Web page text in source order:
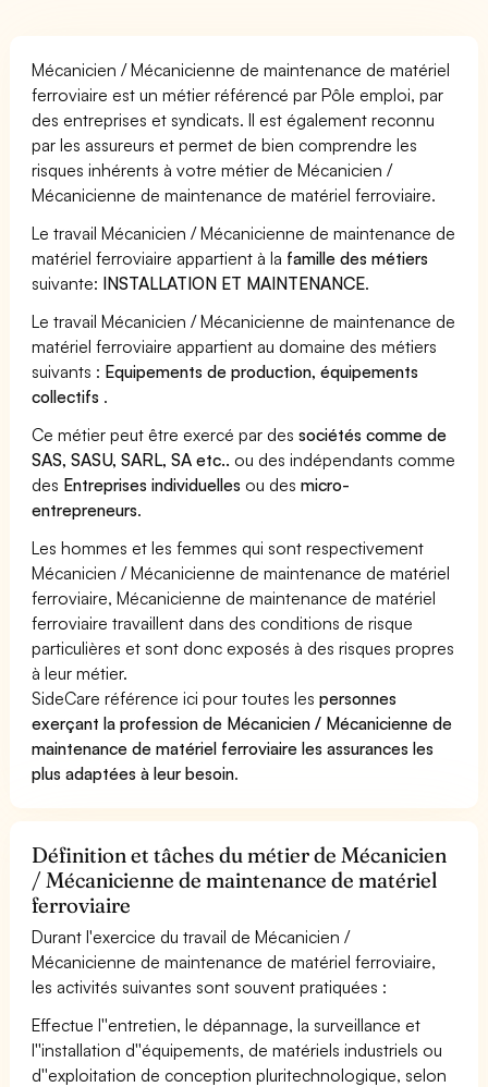
Mécanicien / Mécanicienne de maintenance de matériel
ferroviaire est un métier référencé par Pôle emploi, par
des entreprises et syndicats. Il est également reconnu
par les assureurs et permet de bien comprendre les
risques inhérents à votre métier de Mécanicien /
Mécanicienne de maintenance de matériel ferroviaire.
Le travail Mécanicien / Mécanicienne de maintenance de
matériel ferroviaire appartient à la famille des métiers
suivante: INSTALLATION ET MAINTENANCE.
Le travail Mécanicien / Mécanicienne de maintenance de
matériel ferroviaire appartient au domaine des métiers
suivants : Equipements de production, équipements
collectifs .
Ce métier peut être exercé par dessociétés comme de
SAS, SASU, SARL, SA etc.. ou des indépendants comme
des Entreprises individuelles ou desmicro-
entrepreneurs.
Les hommes et les femmes qui sont respectivement
Mécanicien / Mécanicienne de maintenance de matériel
ferroviaire, Mécanicienne de maintenance de matériel
ferroviaire travaillent dans des conditions de risque
particulières et sont donc exposés à des risques propres
à leur métier.
SideCare référence ici pour toutes lespersonnes
exerçant la profession de Mécanicien / Mécanicienne de
maintenance de matériel ferroviaire les assurances les
plus adaptées à leur besoin.
Définition et tâches du métier de Mécanicien
/ Mécanicienne de maintenance de matériel
ferroviaire
Durant l'exercice du travail de Mécanicien /
Mécanicienne de maintenance de matériel ferroviaire,
les activités suivantes sont souvent pratiquées :
Effectue l''entretien, le dépannage, la surveillance et
l''installation d''équipements, de matériels industriels ou
d''exploitation de conception pluritechnologique, selon